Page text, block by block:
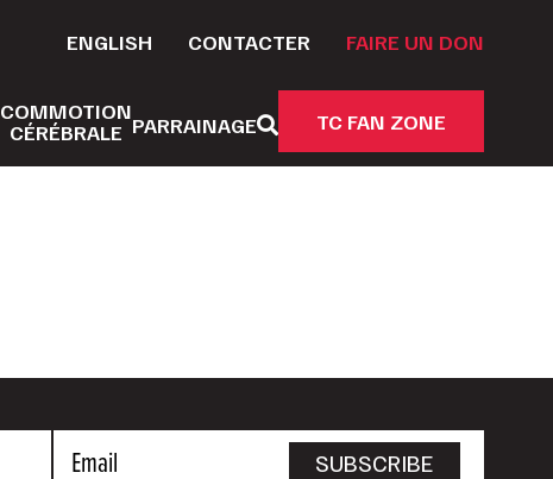
ENGLISH CONTACTER FAIRE UN DON
COMMOTION
CÉRÉBRALE PARRAINAGE TC FAN ZONE
Email SUBSCRIBE